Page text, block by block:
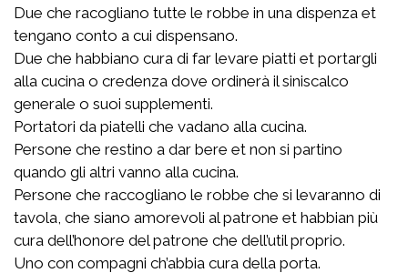
Due che racogliano tutte le robbe in una dispenza et
tengano conto a cui dispensano.
Due che habbiano cura di far levare piatti et portargli
alla cucina o credenza dove ordinerà il siniscalco
generale o suoi supplementi.
Portatori da piatelli che vadano alla cucina.
Persone che restino a dar bere et non si partino
quando gli altri vanno alla cucina.
Persone che raccogliano le robbe che si levaranno di
tavola, che siano amorevoli al patrone et habbian più
cura dell’honore del patrone che dell’util proprio.
Uno con compagni ch’abbia cura della porta.